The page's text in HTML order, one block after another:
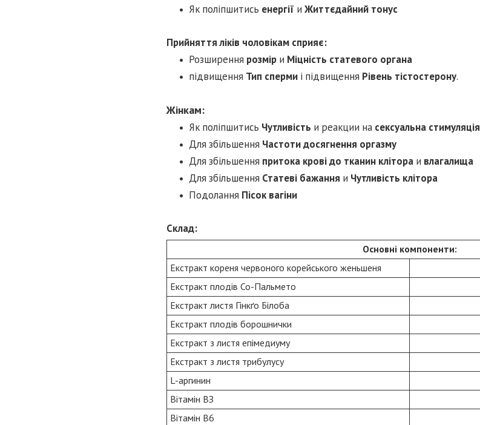
Як поліпшитись енергії и Життєдайний тонус
Прийняття ліків чоловікам сприяє:
Розширення розмір и Міцність статевого органа
підвищення Тип сперми і підвищення Рівень тістостерону.
Жінкам:
Як поліпшитись Чутливість и реакции на сексуальна стимуляція
Для збільшення Частоти досягнення оргазму
Для збільшення притока крові до тканин клітора и влагалища
Для збільшення Статеві бажання и Чутливість клітора
Подолання Пісок вагіни
Склад:
Основні компоненти:
Екстракт кореня червоного корейського женьшеня
Екстракт плодів Со-Пальмето
Екстракт листя Гінкґо Білоба
Екстракт плодів борошнички
Екстракт з листя епімедиуму
Екстракт з листя трибулусу
L-аргинин
Вітамін ВЗ
Вітамін В6